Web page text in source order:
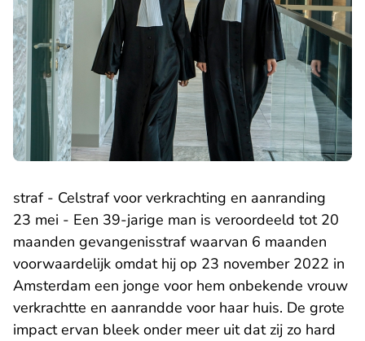
straf - Celstraf voor verkrachting en aanranding
23 mei - Een 39-jarige man is veroordeeld tot 20
maanden gevangenisstraf waarvan 6 maanden
voorwaardelijk omdat hij op 23 november 2022 in
Amsterdam een jonge voor hem onbekende vrouw
verkrachtte en aanrandde voor haar huis. De grote
impact ervan bleek onder meer uit dat zij zo hard